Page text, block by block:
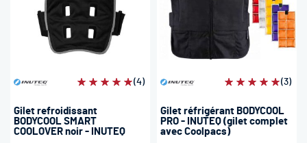
Évaluation:(4)
Gilet refroidissant
BODYCOOL SMART
COOLOVER noir - INUTEQ
Évaluation:(3)
Gilet réfrigérant BODYCOOL
PRO - INUTEQ (gilet complet
avec Coolpacs)